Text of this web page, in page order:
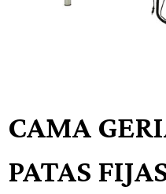
CAMA
PATAS